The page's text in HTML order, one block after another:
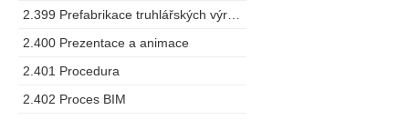
2.400 Prezentace a animace
2.401 Procedura
2.402 Proces BIM